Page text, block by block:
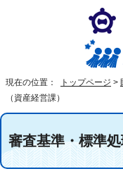
現在の位置： トップページ >
（資産経営課）
審査基準・標準処